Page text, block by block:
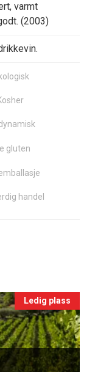
varmt
(2003)
gluten
handel
Ledig plass